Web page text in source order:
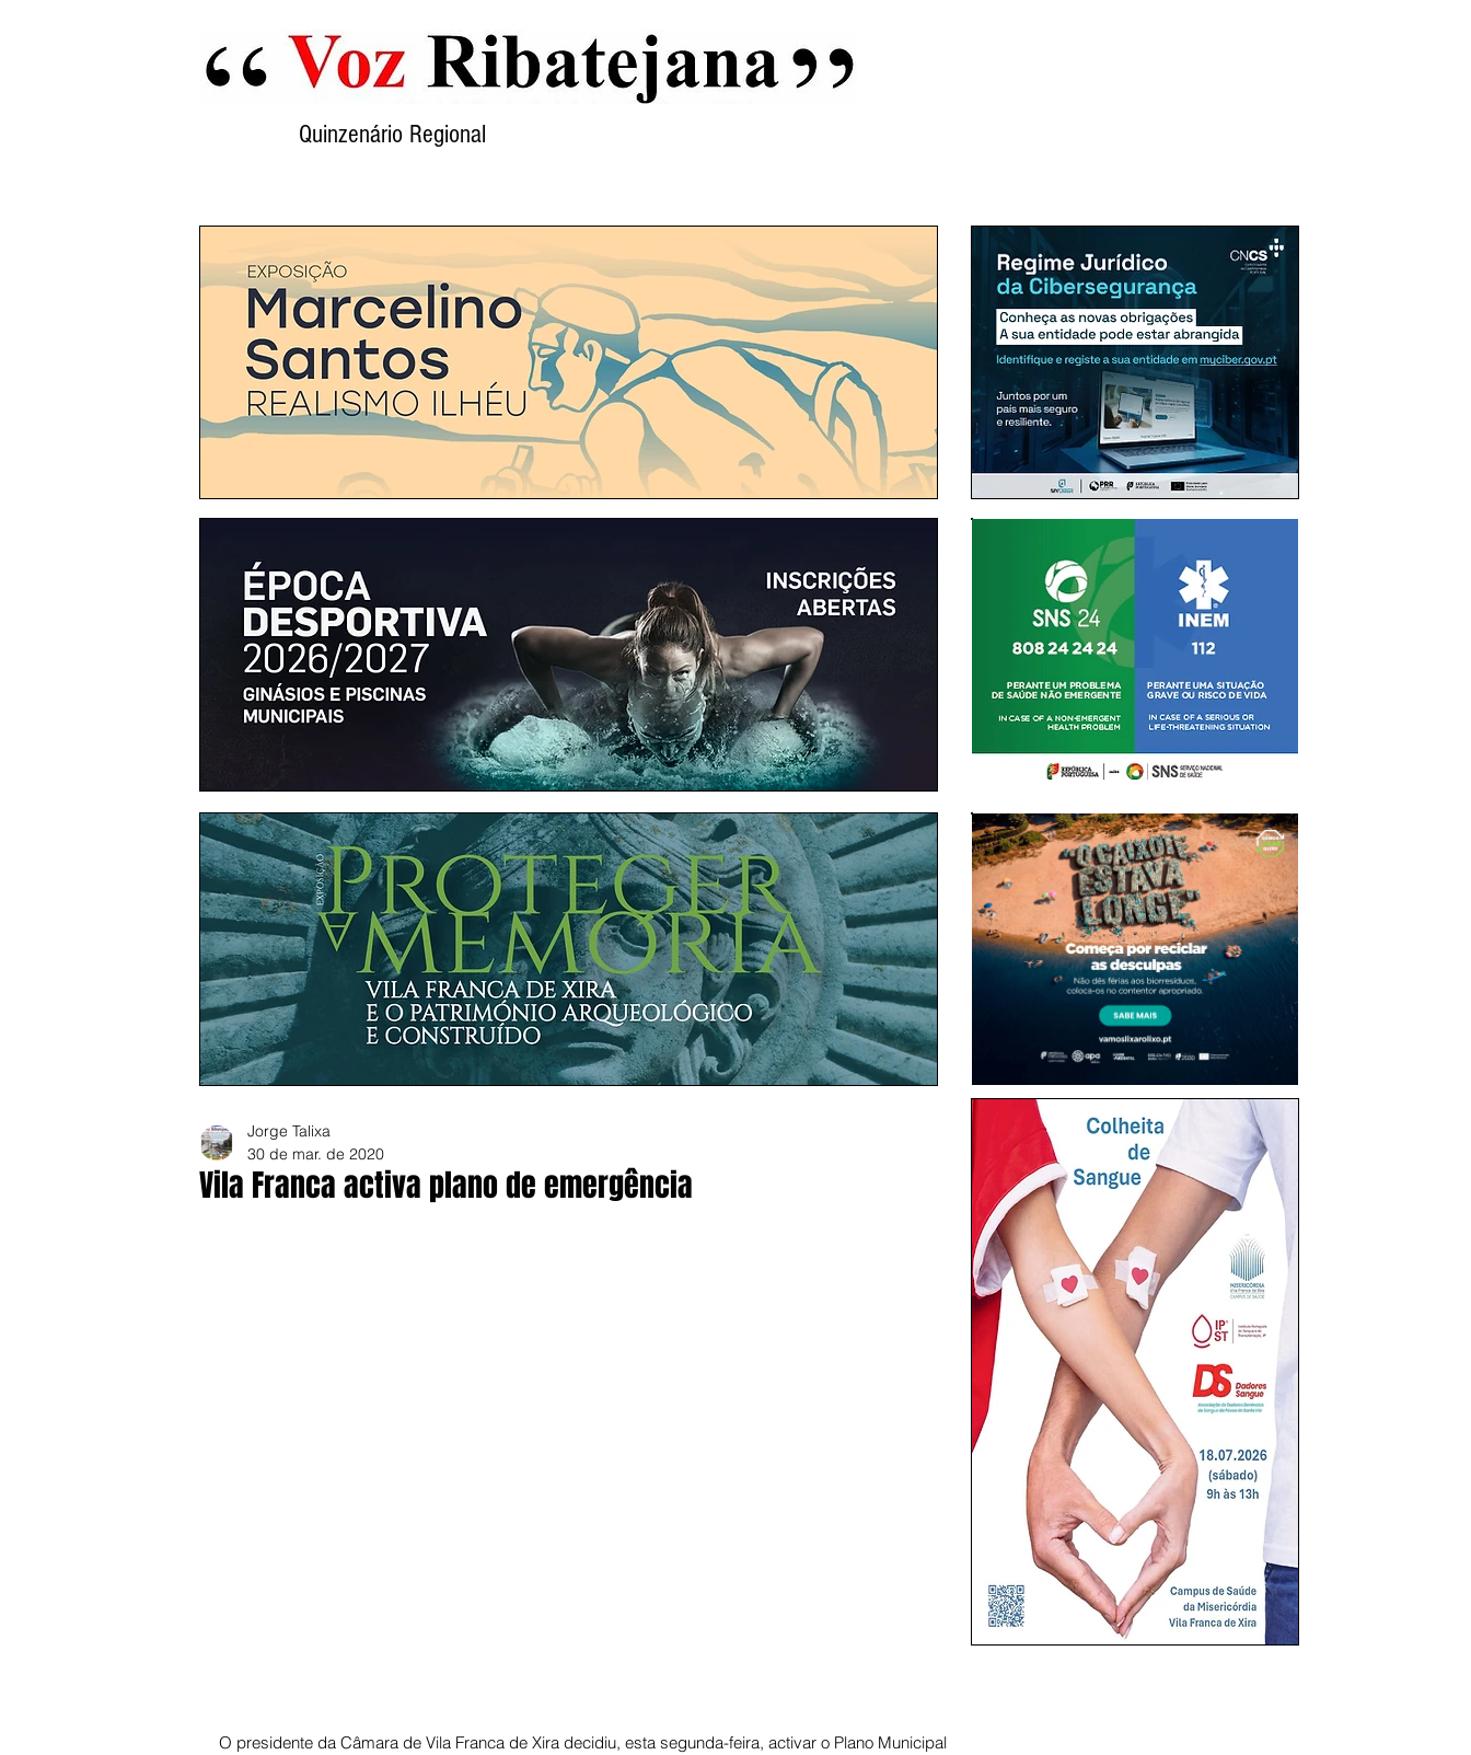
Quinzenário Regional
Vila Franca activa plano de emergência
Jorge Talixa
30 de mar. de 2020
O presidente da Câmara de Vila Franca de Xira decidiu, esta segunda-feira, activar o Plano Municipal